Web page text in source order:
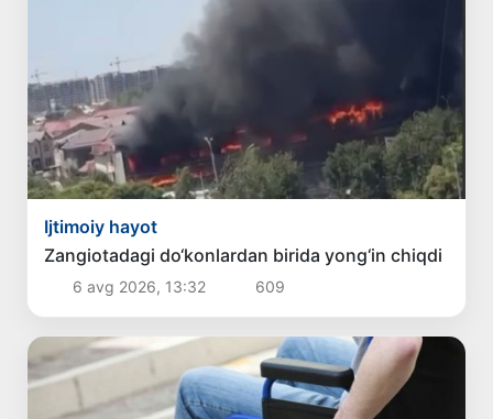
Ijtimoiy hayot
Zangiotadagi do‘konlardan birida yong‘in chiqdi
6 avg 2026, 13:32 609